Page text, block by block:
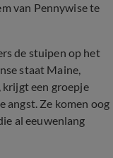
van Pennywise te
de stuipen op het
staat Maine,
krijgt een groepje
angst. Ze komen oog
al eeuwenlang